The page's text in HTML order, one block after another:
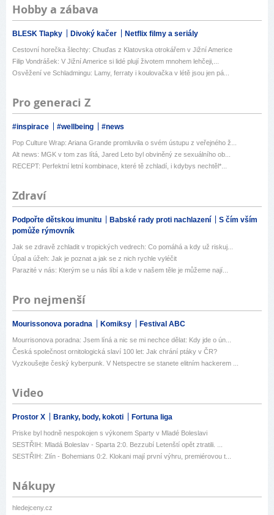
Hobby a zábava
BLESK Tlapky Divoký kačer Netflix filmy a seriály
Cestovní horečka šlechty: Chuďas z Klatovska otrokářem v Jižní Americe
Filip Vondrášek: V Jižní Americe si lidé plují životem mnohem lehčeji,...
Osvěžení ve Schladmingu: Lamy, ferraty i koulovačka v létě jsou jen pá...
Pro generaci Z
#inspirace #wellbeing #news
Pop Culture Wrap: Ariana Grande promluvila o svém ústupu z veřejného ž...
Alt news: MGK v tom zas lítá, Jared Leto byl obviněný ze sexuálního ob...
RECEPT: Perfektní letní kombinace, které tě zchladí, i kdybys nechtěl*...
Zdraví
Podpořte dětskou imunitu Babské rady proti nachlazení
S čím vším
pomůže rýmovník
Jak se zdravě zchladit v tropických vedrech: Co pomáhá a kdy už riskuj...
Úpal a úžeh: Jak je poznat a jak se z nich rychle vyléčit
Parazité v nás: Kterým se u nás líbí a kde v našem těle je můžeme nají...
Pro nejmenší
Mourissonova poradna Komiksy Festival ABC
Mourrisonova poradna: Jsem líná a nic se mi nechce dělat: Kdy jde o ún...
Česká společnost ornitologická slaví 100 let: Jak chrání ptáky v ČR?
Vyzkoušejte český kyberpunk. V Netspectre se stanete elitním hackerem ...
Video
Prostor X Branky, body, kokoti Fortuna liga
Priske byl hodně nespokojen s výkonem Sparty v Mladé Boleslavi
SESTŘIH: Mladá Boleslav - Sparta 2:0. Bezzubí Letenští opět ztratili. ...
SESTŘIH: Zlín - Bohemians 0:2. Klokani mají první výhru, premiérovou t...
Nákupy
hledejceny.cz